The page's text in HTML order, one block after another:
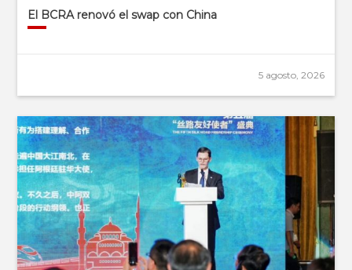
El BCRA renovó el swap con China
5 agosto, 2026